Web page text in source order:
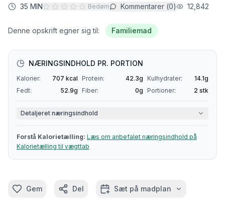
35 MIN Bedøm Kommentarer (0) 12,842
Denne opskrift egner sig til: Familiemad
NÆRINGSINDHOLD PR. PORTION
Kalorier: 707 kcal Protein: 42.3g Kulhydrater: 14.1g
Fedt:
52.9g Fiber: 0g Portioner: 2 stk
Detaljeret næringsindhold
Forstå Kalorietælling: Læs om anbefalet næringsindhold på
Kalorietælling til vægttab
Gem Del Sæt på madplan